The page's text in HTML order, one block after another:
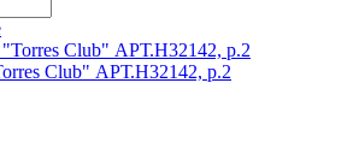
Club" АРТ.H32142, р.2